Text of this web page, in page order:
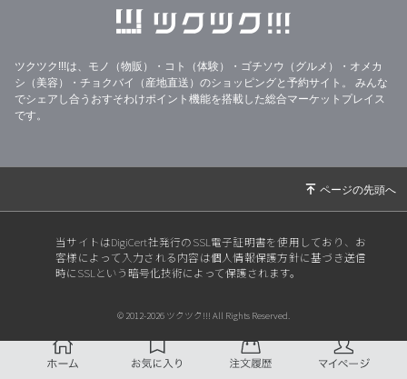
ツクツク!!!は、モノ（物販）・コト（体験）・ゴチソウ（グルメ）・オメカ
シ（美容）・チョクバイ（産地直送）のショッピングと予約サイト。
みんな
でシェアし合うおすそわけポイント機能を搭載した総合マーケットプレイス
です。
当サイトはDigiCert社発行のSSL電子証明書を使用しており、お
客様によって入力される内容は個人情報保護方針に基づき送信
時にSSLという暗号化技術によって保護されます。
© 2012-2026 ツクツク!!! All Rights Reserved.